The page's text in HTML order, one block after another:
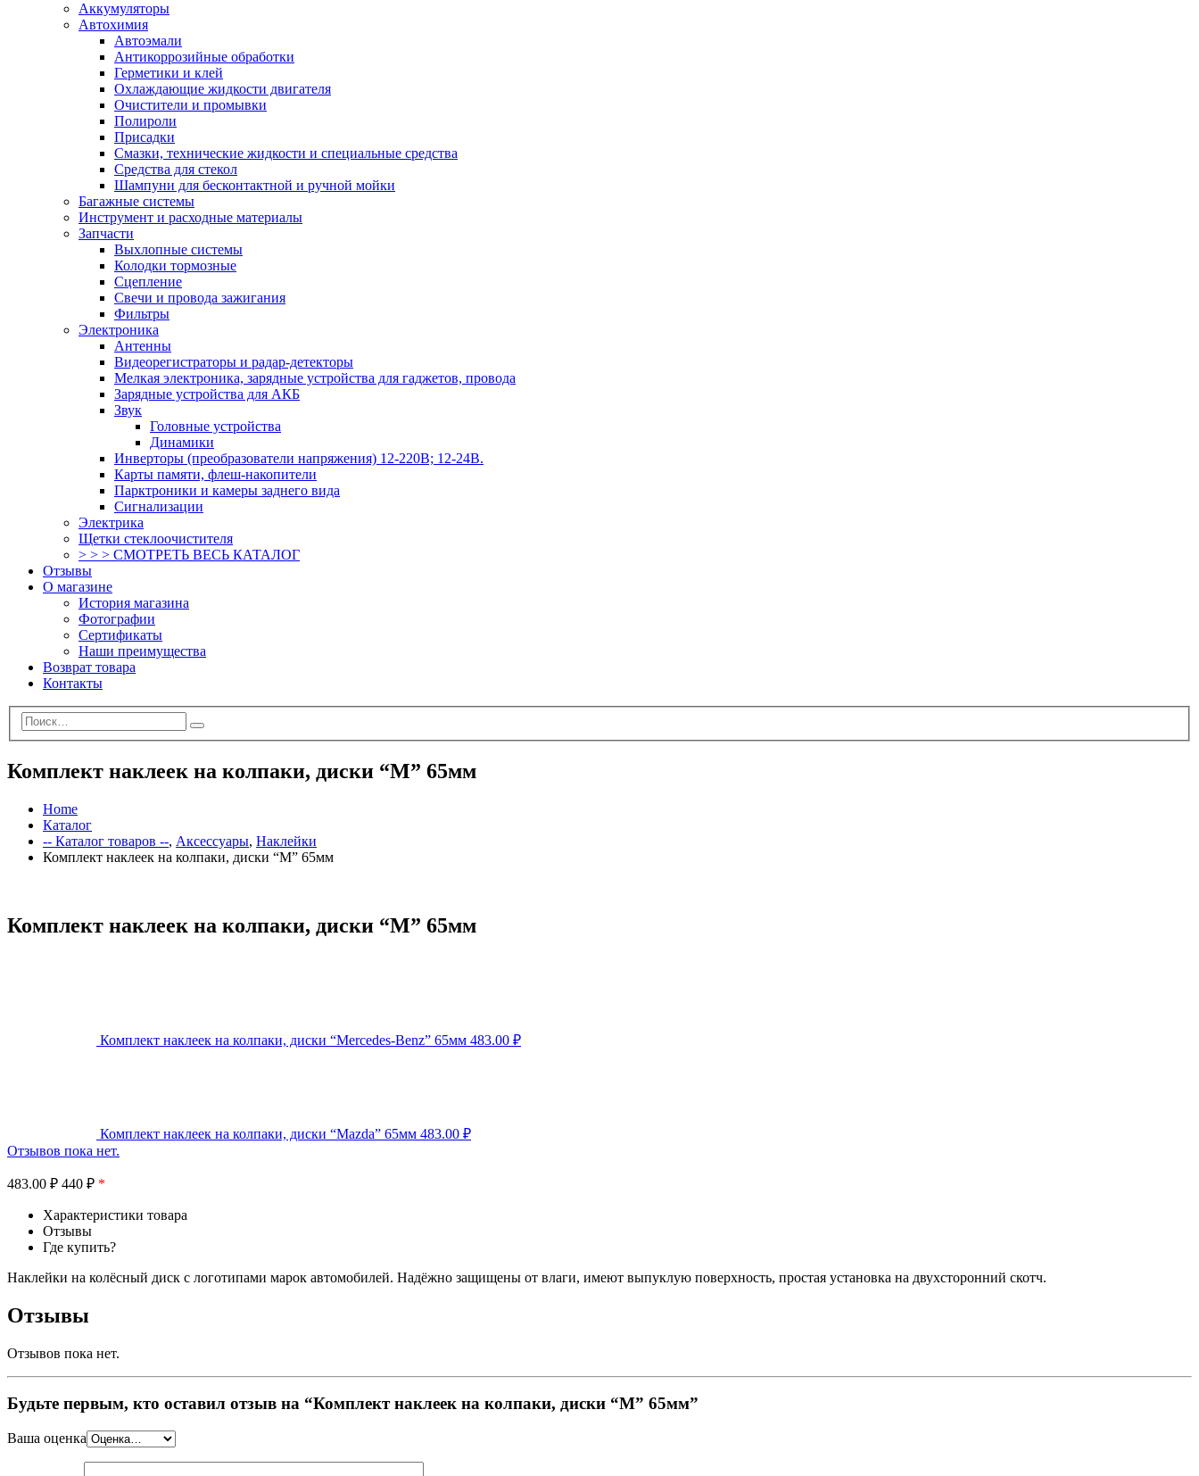
Аккумуляторы
Автохимия
Автоэмали
Антикоррозийные обработки
Герметики и клей
Охлаждающие жидкости двигателя
Очистители и промывки
Полироли
Присадки
Смазки, технические жидкости и специальные средства
Средства для стекол
Шампуни для бесконтактной и ручной мойки
Багажные системы
Инструмент и расходные материалы
Запчасти
Выхлопные системы
Колодки тормозные
Сцепление
Свечи и провода зажигания
Фильтры
Электроника
Антенны
Видеорегистраторы и радар-детекторы
Мелкая электроника, зарядные устройства для гаджетов, провода
Зарядные устройства для АКБ
Звук
Головные устройства
Динамики
Инверторы (преобразователи напряжения) 12-220В; 12-24В.
Карты памяти, флеш-накопители
Парктроники и камеры заднего вида
Сигнализации
Электрика
Щетки стеклоочистителя
> > > СМОТРЕТЬ ВЕСЬ КАТАЛОГ
Отзывы
О магазине
История магазина
Фотографии
Сертификаты
Наши преимущества
Возврат товара
Контакты
Комплект наклеек на колпаки, диски “M” 65мм
Home
Каталог
-- Каталог товаров --, Аксессуары, Наклейки
Комплект наклеек на колпаки, диски “M” 65мм
Комплект наклеек на колпаки, диски “M” 65мм
Комплект наклеек на колпаки, диски “Mercedes-Benz” 65мм 483.00 ₽
Комплект наклеек на колпаки, диски “Mazda” 65мм 483.00 ₽
Отзывов пока нет.
483.00 ₽ 440 ₽ *
Характеристики товара
Отзывы
Где купить?
Наклейки на колёсный диск с логотипами марок автомобилей. Надёжно защищены от влаги, имеют выпуклую поверхность, простая установка на двухсторонний скотч.
Отзывы
Отзывов пока нет.
Будьте первым, кто оставил отзыв на “Комплект наклеек на колпаки, диски “M” 65мм”
Ваша оценка